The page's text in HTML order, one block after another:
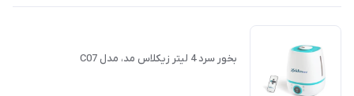
بخور سرد 4 لیتر زیکلاس مد، مدل C07